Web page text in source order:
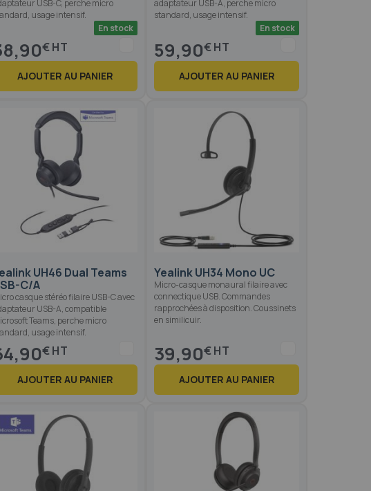
USB-C, perche micro
usage intensif.
En stock
€
AJOUTER AU PANIER
adaptateur USB-A, perche micro
standard, usage intensif.
En stock
59,90€
AJOUTER AU PANIER
UH46 Dual Teams
C/A
casque stéréo filaire USB-C avec
USB-A, compatible
Teams, perche micro
usage intensif.
€
AJOUTER AU PANIER
Yealink UH34 Mono UC
Micro-casque monaural filaire avec
connectique USB. Commandes
rapprochées à disposition. Coussinets
en similicuir.
39,90€
AJOUTER AU PANIER